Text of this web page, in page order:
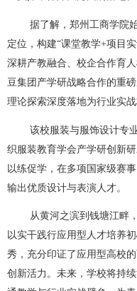
据了解，郑州工商学院
定位，构建“课堂教学+项目
深耕产教融合、校企合作育
豆集团产学研战略合作的重
理论探索深度落地为行业实战
该校服装与服饰设计专
织服装教育学会产学研创新
以练促学，在多项国家级赛
输出优质设计与表演人才。
从黄河之滨到钱塘江畔
以实干践行应用型人才培养
秀，充分印证了应用型高校
创新活力。未来，学校将持